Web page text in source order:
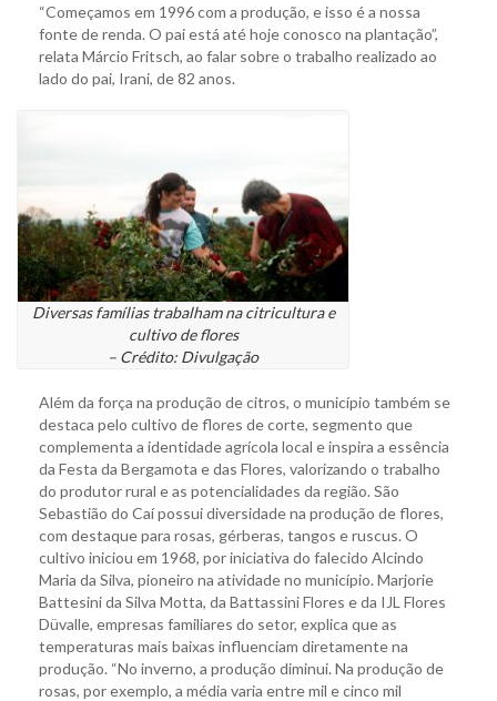
“Começamos em 1996 com a produção, e isso é a nossa
fonte de renda. O pai está até hoje conosco na plantação”,
relata Márcio Fritsch, ao falar sobre o trabalho realizado ao
lado do pai, Irani, de 82 anos.
Diversas famílias trabalham na citricultura e
cultivo de flores
– Crédito: Divulgação
Além da força na produção de citros, o município também se
destaca pelo cultivo de flores de corte, segmento que
complementa a identidade agrícola local e inspira a essência
da Festa da Bergamota e das Flores, valorizando o trabalho
do produtor rural e as potencialidades da região. São
Sebastião do Caí possui diversidade na produção de flores,
com destaque para rosas, gérberas, tangos e ruscus. O
cultivo iniciou em 1968, por iniciativa do falecido Alcindo
Maria da Silva, pioneiro na atividade no município. Marjorie
Battesini da Silva Motta, da Battassini Flores e da IJL Flores
Düvalle, empresas familiares do setor, explica que as
temperaturas mais baixas influenciam diretamente na
produção. “No inverno, a produção diminui. Na produção de
rosas, por exemplo, a média varia entre mil e cinco mil